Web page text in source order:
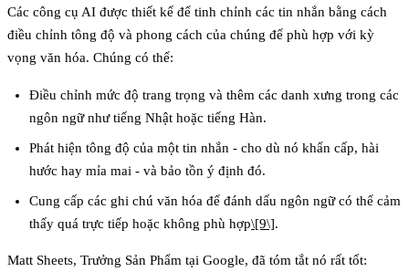
Các công cụ AI được thiết kế để tinh chỉnh các tin nhắn bằng cách
điều chỉnh tông độ và phong cách của chúng để phù hợp với kỳ
vọng văn hóa. Chúng có thể:
Điều chỉnh mức độ trang trọng và thêm các danh xưng trong các
ngôn ngữ như tiếng Nhật hoặc tiếng Hàn.
Phát hiện tông độ của một tin nhắn - cho dù nó khẩn cấp, hài
hước hay mỉa mai - và bảo tồn ý định đó.
Cung cấp các ghi chú văn hóa để đánh dấu ngôn ngữ có thể cảm
thấy quá trực tiếp hoặc không phù hợp\[9\].
Matt Sheets, Trưởng Sản Phẩm tại Google, đã tóm tắt nó rất tốt: